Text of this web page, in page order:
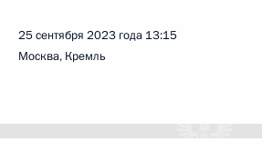
25 сентября 2023 года 13:15
Москва, Кремль